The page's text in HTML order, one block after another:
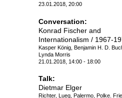
23.01.2018, 20:00
Conversation:
Konrad Fischer and
Internationalism / 1967-
Kasper König, Benjamin H. D.
Lynda Morris
21.01.2018, 14:00 - 18:00
Talk:
Dietmar Elger
Richter, Lueg, Palermo, Polke.